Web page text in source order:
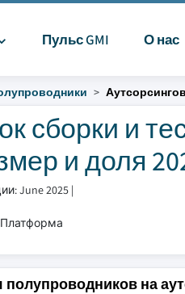
Пульс GMI О нас
сборки и
и доля
June 2025 |
Платформа
на